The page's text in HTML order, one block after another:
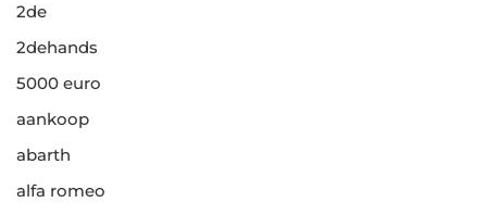
2de
2dehands
5000 euro
aankoop
abarth
alfa romeo